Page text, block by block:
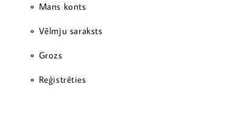
Mans konts
Vēlmju saraksts
Grozs
Reģistrēties